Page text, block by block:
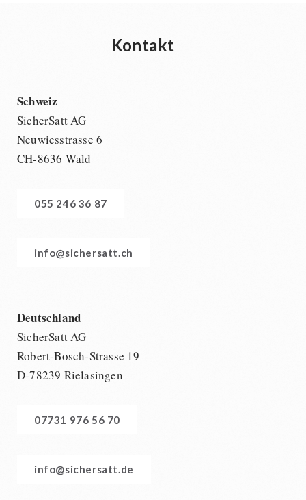
Kontakt
Schweiz
SicherSatt AG
Neuwiesstrasse 6
CH-8636 Wald
055 246 36 87
info@sichersatt.ch
Deutschland
SicherSatt AG
Robert-Bosch-Strasse 19
D-78239 Rielasingen
07731 976 56 70
info@sichersatt.de